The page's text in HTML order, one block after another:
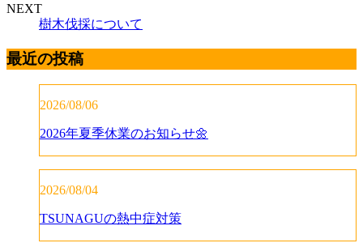
NEXT
樹木伐採について
最近の投稿
2026/08/06
2026年夏季休業のお知らせ🌼
2026/08/04
TSUNAGUの熱中症対策